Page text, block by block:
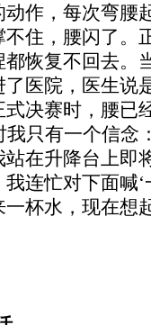
作，每次弯腰
住，腰闪了。
恢复不回去。
医院，医生说
决赛时，腰已
只有一个信念
在升降台上即
连忙对下面喊‘
杯水，现在想